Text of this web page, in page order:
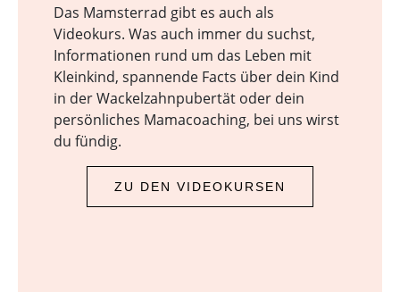
Das Mamsterrad gibt es auch als
Videokurs. Was auch immer du suchst,
Informationen rund um das Leben mit
Kleinkind, spannende Facts über dein Kind
in der Wackelzahnpubertät oder dein
persönliches Mamacoaching, bei uns wirst
du fündig.
ZU DEN VIDEOKURSEN